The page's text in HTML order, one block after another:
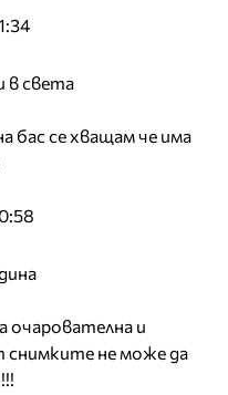
в света
бас се хващам че има
очарователна и
снимките не може да